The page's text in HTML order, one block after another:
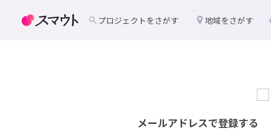
メールアドレスで登録する
プロジェクトをさがす 地域をさがす